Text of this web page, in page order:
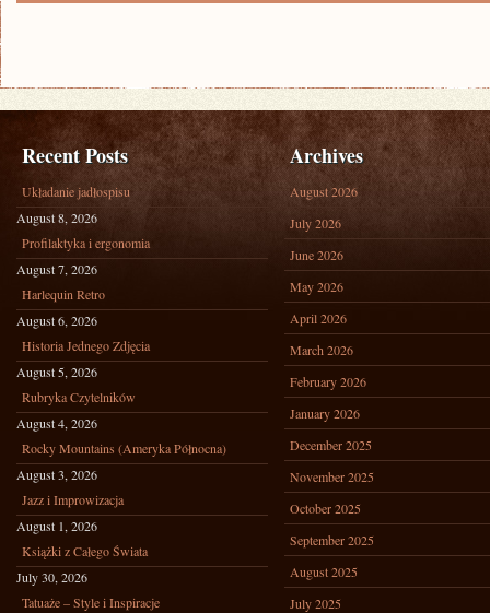
Recent Posts
Układanie jadłospisu
August 8, 2026
Profilaktyka i ergonomia
August 7, 2026
Harlequin Retro
August 6, 2026
Historia Jednego Zdjęcia
August 5, 2026
Rubryka Czytelników
August 4, 2026
Rocky Mountains (Ameryka Północna)
August 3, 2026
Jazz i Improwizacja
August 1, 2026
Książki z Całego Świata
July 30, 2026
Tatuaże – Style i Inspiracje
Archives
August 2026
July 2026
June 2026
May 2026
April 2026
March 2026
February 2026
January 2026
December 2025
November 2025
October 2025
September 2025
August 2025
July 2025